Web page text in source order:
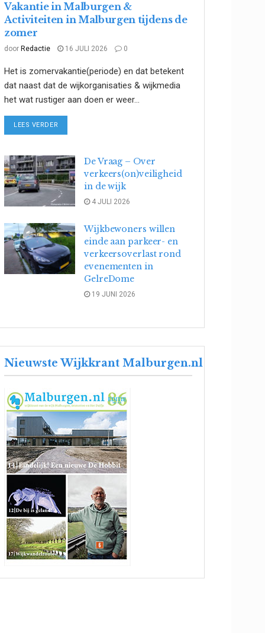
Vakantie in Malburgen &
Activiteiten in Malburgen tijdens de
zomer
door Redactie 16 JULI 2026 0
Het is zomervakantie(periode) en dat betekent
dat naast dat de wijkorganisaties & wijkmedia
het wat rustiger aan doen er weer...
LEES VERDER
De Vraag – Over
verkeers(on)veiligheid
in de wijk
4 JULI 2026
Wijkbewoners willen
einde aan parkeer- en
verkeersoverlast rond
evenementen in
GelreDome
19 JUNI 2026
Nieuwste Wijkkrant Malburgen.nl